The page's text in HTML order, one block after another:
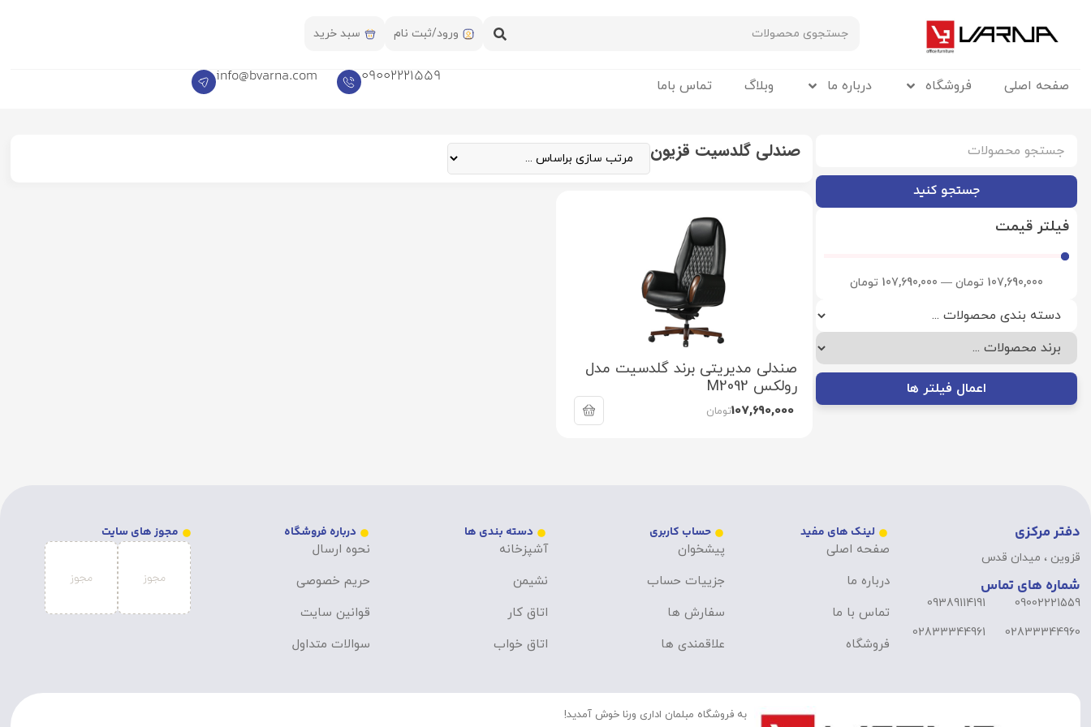
ورود/ثبت نام سبد خرید
صفحه اصلی فروشگاه درباره ما وبلاگ تماس باما 09002221559
info@bvarna.com
جستجو کنید
فیلتر قیمت
107,690,000 تومان —
107,690,000 تومان
اعمال فیلتر ها
صندلی گلدسیت قزیون
صندلی مدیریتی برند گلدسیت مدل
رولکس M2092
107,690,000تومان
دفتر مرکزی
قزوین ، میدان قدس
شماره های تماس
09002221559
02833344960
09389114191
02833344961
لینک های مفید
صفحه اصلی
درباره ما
تماس با ما
فروشگاه
حساب کاربری
پیشخوان
جزییات حساب
سفارش ها
علاقمندی ها
دسته بندی ها
آشپزخانه
نشیمن
اتاق کار
اتاق خواب
درباره فروشگاه
نحوه ارسال
حریم خصوصی
قوانین سایت
سوالات متداول
مجوز های سایت
به فروشگاه مبلمان اداری ورنا خوش آمدید!